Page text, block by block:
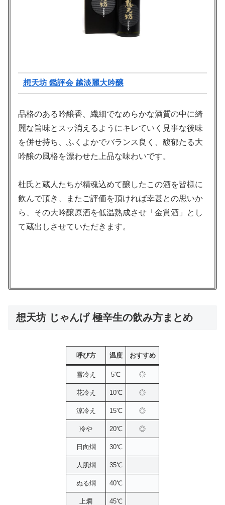
想天坊 鑑評会 越淡麗大吟醸
品格のある吟醸香、繊細でなめらかな酒質の中に綺
麗な旨味とスッ消えるようにキレていく見事な後味
を併せ持ち、ふくよかでバランス良く、馥郁たる大
吟醸の風格を漂わせた上品な味わいです。
杜氏と蔵人たちが精魂込めて醸したこの酒を皆様に
飲んで頂き、またご評価を頂ければ幸甚との思いか
ら、その大吟醸原酒を低温熟成させ「金賞酒」とし
て蔵出しさせていただきます。
想天坊 じゃんげ 極辛生の飲み方まとめ
呼び方 温度 おすすめ
雪冷え 5℃ ◎
花冷え 10℃ ◎
涼冷え 15℃ ◎
冷や 20℃ ◎
日向燗 30℃
人肌燗 35℃
ぬる燗 40℃
上燗 45℃